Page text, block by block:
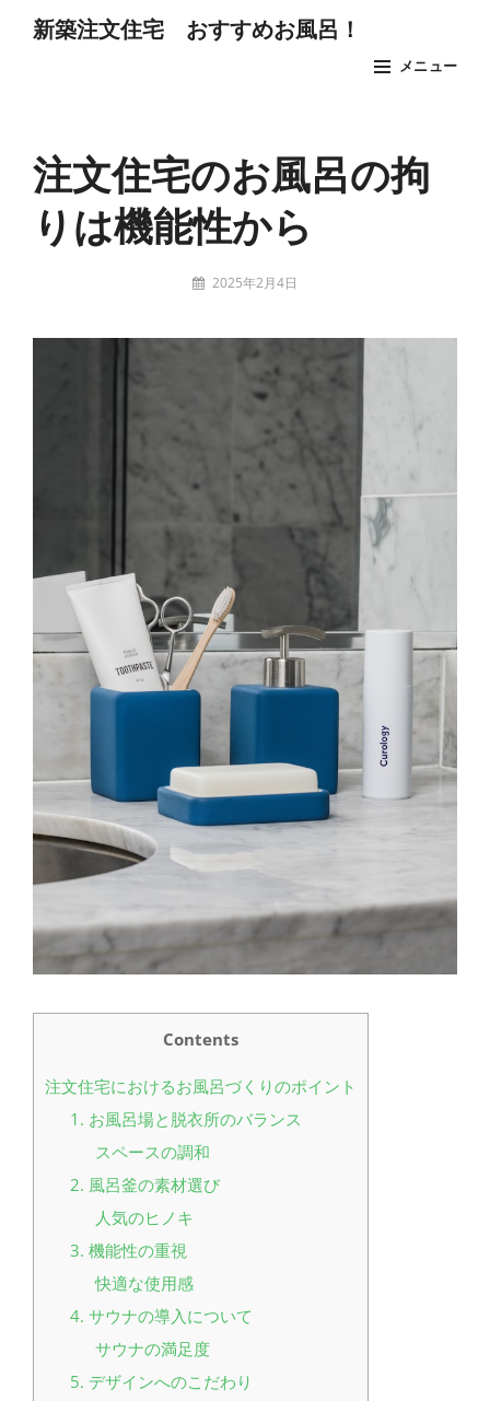
新築注文住宅 おすすめお風呂！
メニュー
注文住宅のお風呂の拘
りは機能性から
投 2025年2月4日
Contents
注文住宅におけるお風呂づくりのポイント
1. お風呂場と脱衣所のバランス
スペースの調和
2. 風呂釜の素材選び
人気のヒノキ
3. 機能性の重視
快適な使用感
4. サウナの導入について
サウナの満足度
5. デザインへのこだわり